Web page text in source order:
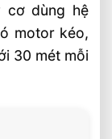
Tấn Pin
cơ dùng hệ
motor kéo,
30 mét mỗi